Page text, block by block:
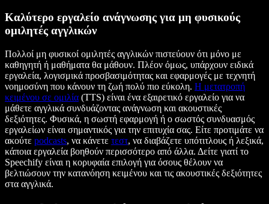
Καλύτερο εργαλείο ανάγνωσης για μη φυσικούς
ομιλητές αγγλικών
Πολλοί μη φυσικοί ομιλητές αγγλικών πιστεύουν ότι μόνο με
καθηγητή ή μαθήματα θα μάθουν. Πλέον όμως, υπάρχουν ειδικά
εργαλεία, λογισμικά προσβασιμότητας και εφαρμογές με τεχνητή
νοημοσύνη που κάνουν τη ζωή πολύ πιο εύκολη. Η μετατροπή
κειμένου σε ομιλία (TTS) είναι ένα εξαιρετικό εργαλείο για να
μάθετε αγγλικά συνδυάζοντας ανάγνωση και ακουστικές
δεξιότητες. Φυσικά, η σωστή εφαρμογή ή ο σωστός συνδυασμός
εργαλείων είναι σημαντικός για την επιτυχία σας. Είτε προτιμάτε να
ακούτε podcasts, να κάνετε τεστ, να διαβάζετε υπότιτλους ή λεξικά,
κάποια εργαλεία βοηθούν περισσότερο από άλλα. Δείτε γιατί το
Speechify είναι η κορυφαία επιλογή για όσους θέλουν να
βελτιώσουν την κατανόηση κειμένου και τις ακουστικές δεξιότητες
στα αγγλικά.